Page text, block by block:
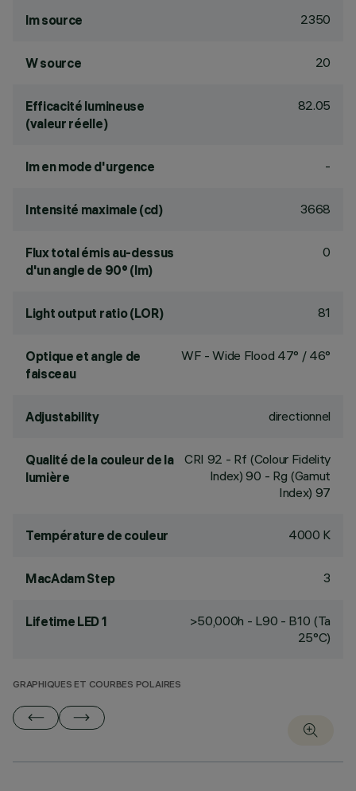
lm source 2350
W source 20
Efficacité lumineuse
(valeur réelle)
82.05
lm en mode d'urgence -
Intensité maximale (cd) 3668
Flux total émis au-dessus
d'un angle de 90° (lm)
0
Light output ratio (LOR) 81
Optique et angle de
faisceau
WF - Wide Flood 47° / 46°
Adjustability directionnel
Qualité de la couleur de la
lumière
CRI 92 - Rf (Colour Fidelity
Index) 90 - Rg (Gamut
Index) 97
Température de couleur 4000 K
MacAdam Step 3
Lifetime LED 1
>50,000h - L90 - B10 (Ta
25°C)
GRAPHIQUES ET COURBES POLAIRES